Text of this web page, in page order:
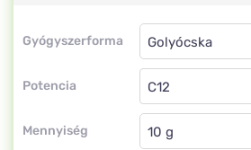
Gyógyszerforma
Gyógyszerforma
Potencia
Golyócska
C12
Mennyiség
Golyócska